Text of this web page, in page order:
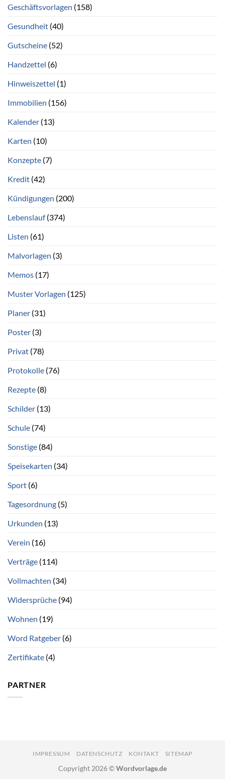
Geschäftsvorlagen (158)
Gesundheit (40)
Gutscheine (52)
Handzettel (6)
Hinweiszettel (1)
Immobilien (156)
Kalender (13)
Karten (10)
Konzepte (7)
Kredit (42)
Kündigungen (200)
Lebenslauf(374)
Listen (61)
Malvorlagen (3)
Memos (17)
Muster Vorlagen (125)
Planer (31)
Poster (3)
Privat (78)
Protokolle (76)
Rezepte (8)
Schilder (13)
Schule (74)
Sonstige (84)
Speisekarten (34)
Sport (6)
Tagesordnung (5)
Urkunden (13)
Verein (16)
Verträge (114)
Vollmachten (34)
Widersprüche (94)
Wohnen (19)
Word Ratgeber (6)
Zertifikate (4)
PARTNER
IMPRESSUM DATENSCHUTZ KONTAKT SITEMAP
Copyright 2026 ©Wordvorlage.de